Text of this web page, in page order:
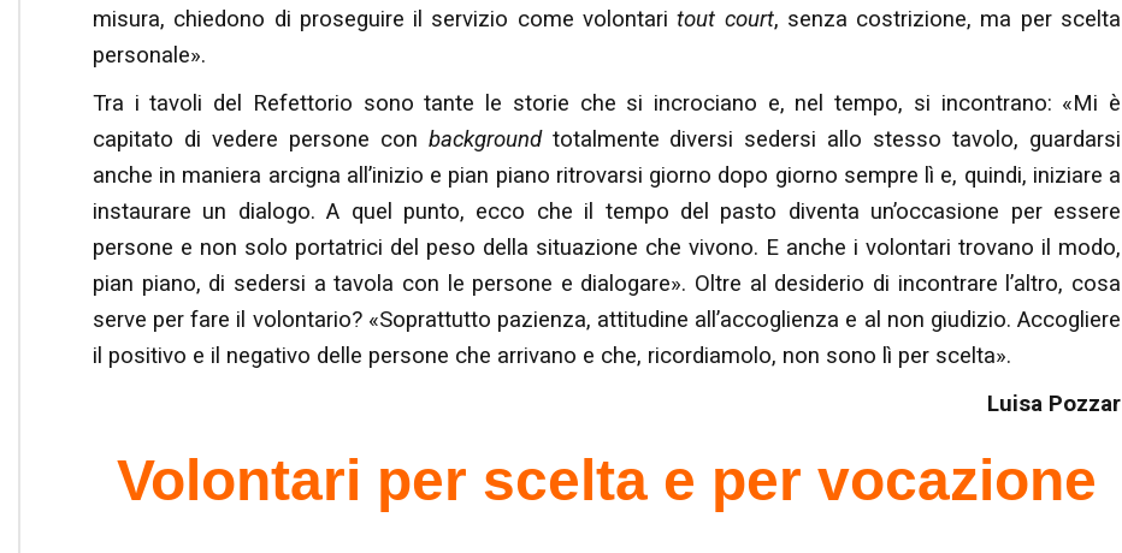
misura, chiedono di proseguire il servizio come volontaritout court, senza costrizione, ma per scelta
personale».
Tra i tavoli del Refettorio sono tante le storie che si incrociano e, nel tempo, si incontrano: «Mi è
capitato di vedere persone con backgroundtotalmente diversi sedersi allo stesso tavolo, guardarsi
anche in maniera arcigna all’inizio e pian piano ritrovarsi giorno dopo giorno sempre lì e, quindi, iniziare a
instaurare un dialogo. A quel punto, ecco che il tempo del pasto diventa un’occasione per essere
persone e non solo portatrici del peso della situazione che vivono. E anche i volontari trovano il modo,
pian piano, di sedersi a tavola con le persone e dialogare». Oltre al desiderio di incontrare l’altro, cosa
serve per fare il volontario? «Soprattutto pazienza, attitudine all’accoglienza e al non giudizio. Accogliere
il positivo e il negativo delle persone che arrivano e che, ricordiamolo, non sono lì per scelta».
Luisa Pozzar
Volontari per scelta e per vocazione